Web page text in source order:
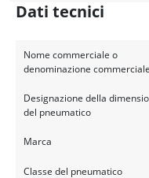
Dati tecnici
Nome commerciale o
denominazione commerciale
Designazione della
del pneumatico
Marca
Classe del pneumatico